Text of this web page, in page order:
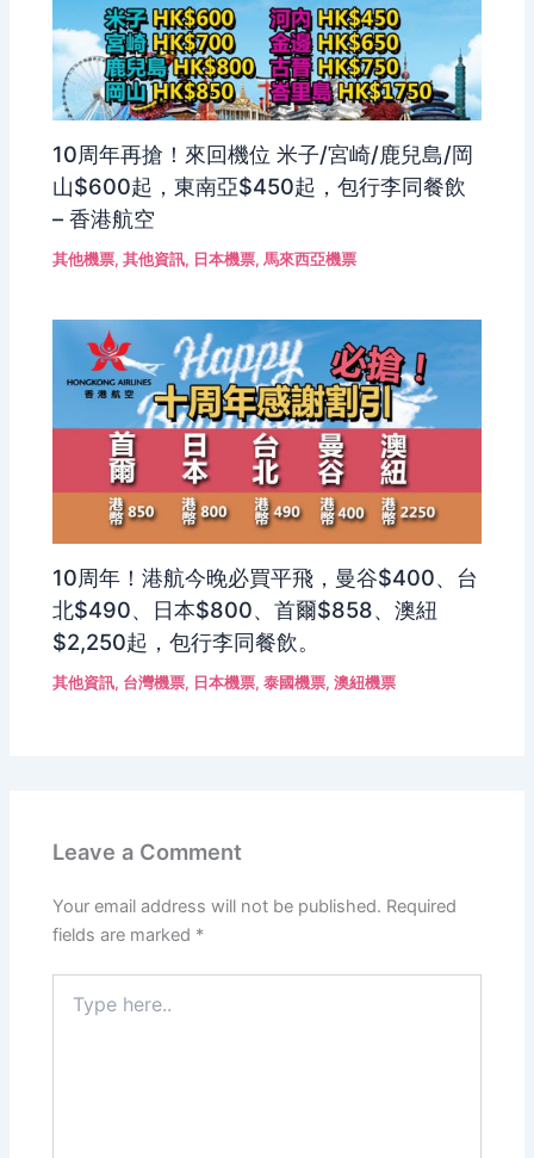
10周年再搶！來回機位 米子/宮崎/鹿兒島/岡
山$600起，東南亞$450起，包行李同餐飲
– 香港航空
其他機票,其他資訊, 日本機票,馬來西亞機票
10周年！港航今晚必買平飛，曼谷$400、台
北$490、日本$800、首爾$858、澳紐
$2,250起，包行李同餐飲。
其他資訊, 台灣機票, 日本機票,泰國機票,澳紐機票
Leave a Comment
Your email address will not be published. Required
fields are marked *
here..